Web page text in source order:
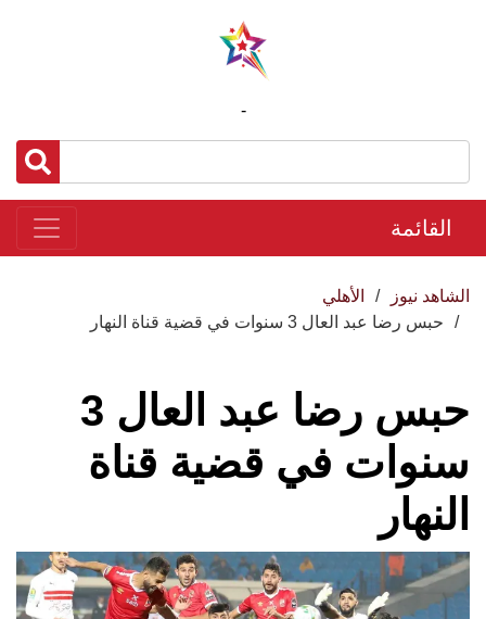
-
القائمة
الشاهد نيوز
الأهلي
حبس رضا عبد العال 3 سنوات في قضية قناة النهار
حبس رضا عبد العال 3
سنوات في قضية قناة
النهار